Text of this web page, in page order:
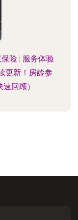
保险 | 服务体验
更新！房龄参
回顾）